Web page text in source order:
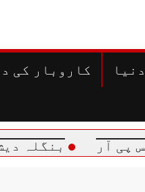
کاروبار کی
بنگلہ دیش